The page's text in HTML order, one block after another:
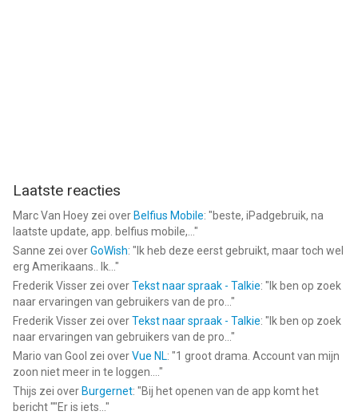
Laatste reacties
Marc Van Hoey zei over Belfius Mobile: "beste, iPadgebruik, na
laatste update, app. belfius mobile,... "
Sanne zei overGoWish: " Ik heb deze eerst gebruikt, maar toch wel
erg Amerikaans.. Ik... "
Frederik Visser zei overTekst naar spraak - Talkie: " Ik ben op zoek
naar ervaringen van gebruikers van de pro... "
Frederik Visser zei overTekst naar spraak - Talkie: " Ik ben op zoek
naar ervaringen van gebruikers van de pro... "
Mario van Gool zei overVue NL: "1 groot drama. Account van mijn
zoon niet meer in te loggen.... "
Thijs zei over Burgernet: "Bij het openen van de app komt het
bericht ""Er is iets... "